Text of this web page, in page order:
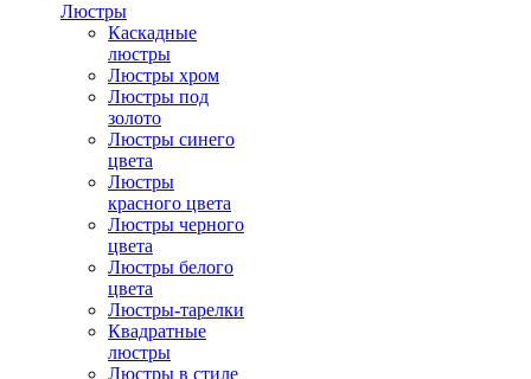
Люстры
Каскадные
люстры
Люстры хром
Люстры под
золото
Люстры синего
цвета
Люстры
красного цвета
Люстры черного
цвета
Люстры белого
цвета
Люстры-тарелки
Квадратные
люстры
Люстры в стиле